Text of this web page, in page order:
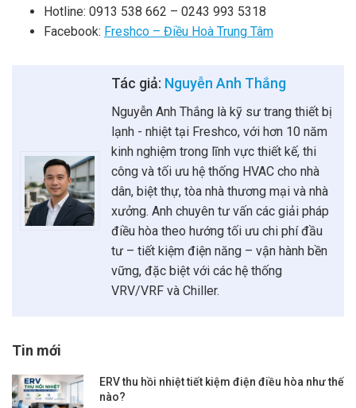
Hotline: 0913 538 662 – 0243 993 5318
Facebook: Freshco – Điều Hoà Trung Tâm
Tác giả: Nguyễn Anh Thắng
Nguyễn Anh Thắng là kỹ sư trang thiết bị
lạnh - nhiệt tại Freshco, với hơn 10 năm
kinh nghiệm trong lĩnh vực thiết kế, thi
công và tối ưu hệ thống HVAC cho nhà
dân, biệt thự, tòa nhà thương mại và nhà
xưởng. Anh chuyên tư vấn các giải pháp
điều hòa theo hướng tối ưu chi phí đầu
tư – tiết kiệm điện năng – vận hành bền
vững, đặc biệt với các hệ thống
VRV/VRF và Chiller.
Tin mới
ERV thu hồi nhiệt tiết kiệm điện điều hòa như thế
nào?